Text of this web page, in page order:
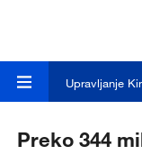
Upravljanje
Preko 344